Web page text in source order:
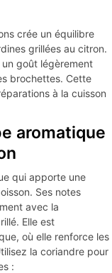
crée un équilibre
grillées au citron.
goût légèrement
brochettes. Cette
à la cuisson
aromatique
qui apporte une
Ses notes
avec la
Elle est
où elle renforce les
la coriandre pour
: